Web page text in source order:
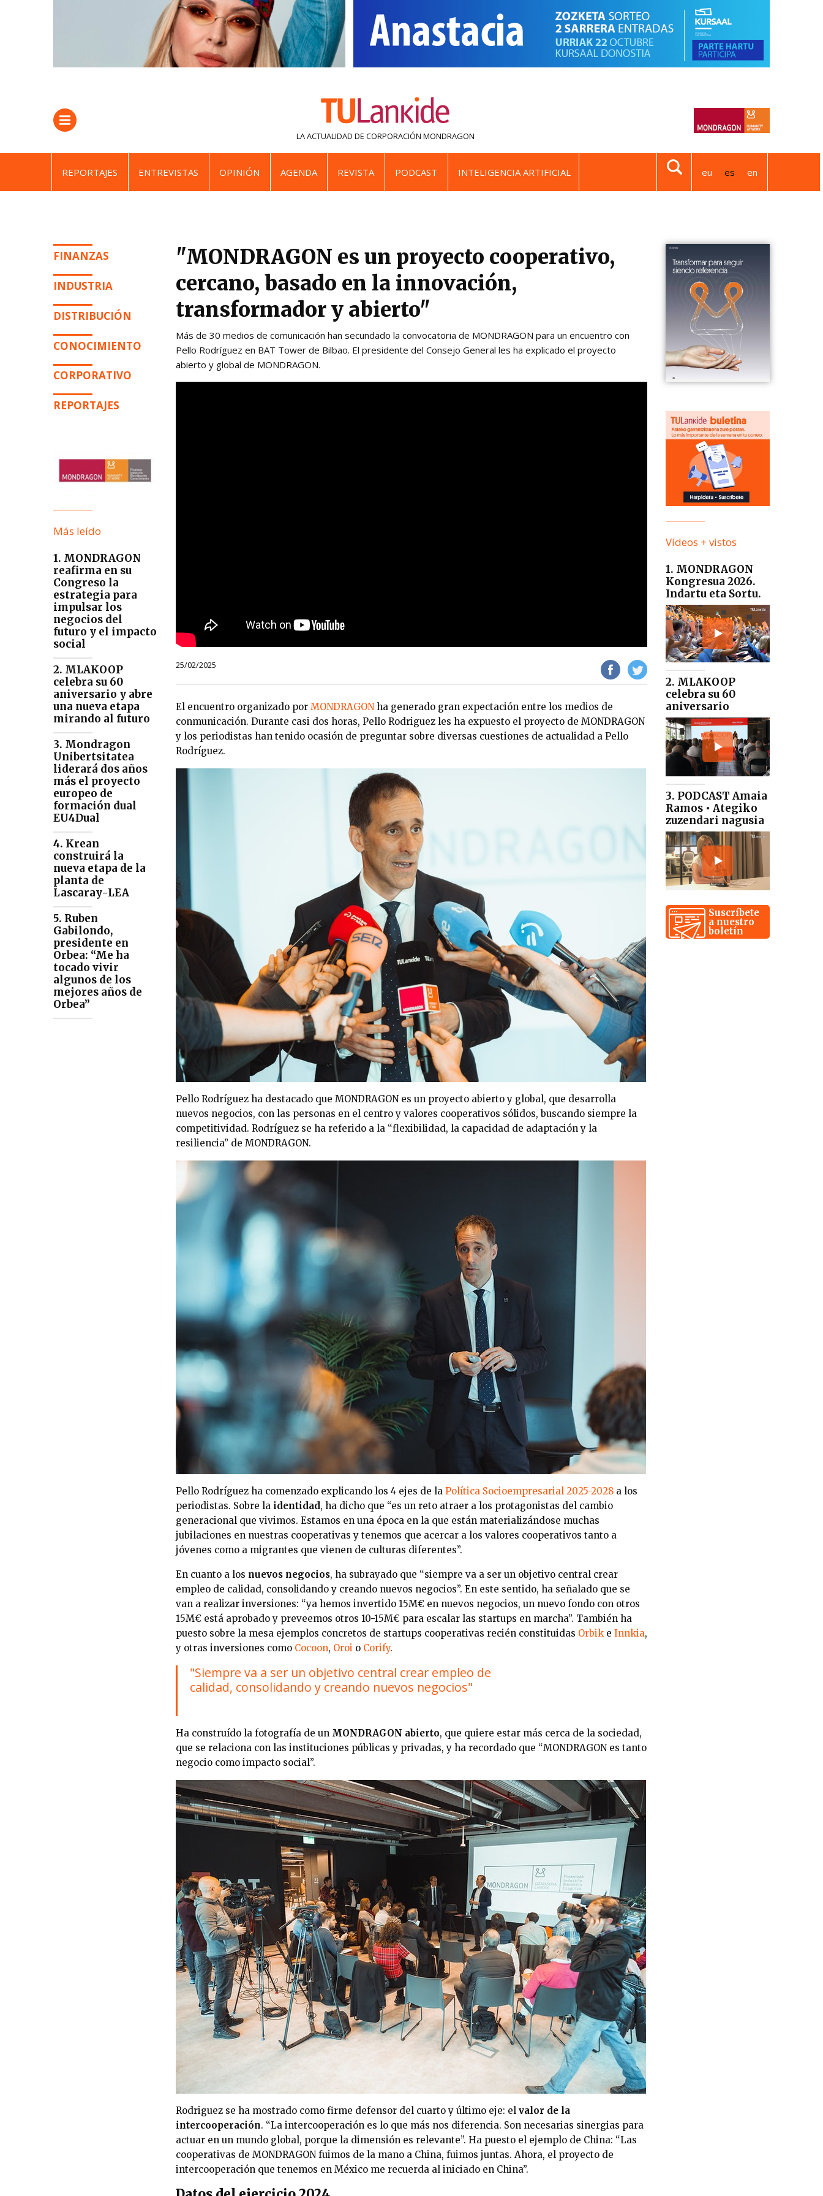
LA ACTUALIDAD DE CORPORACIÓN MONDRAGON
REPORTAJES ENTREVISTAS OPINIÓN AGENDA REVISTA PODCAST INTELIGENCIA ARTIFICIAL eu es en
FINANZAS
INDUSTRIA
DISTRIBUCIÓN
CONOCIMIENTO
CORPORATIVO
REPORTAJES
Más leído
1. MONDRAGON
reafirma en su
Congreso la
estrategia para
impulsar los
negocios del
futuro y el impacto
social
2. MLAKOOP
celebra su 60
aniversario y abre
una nueva etapa
mirando al futuro
3. Mondragon
Unibertsitatea
liderará dos años
más el proyecto
europeo de
formación dual
EU4Dual
4. Krean
construirá la
nueva etapa de la
planta de
Lascaray-LEA
5. Ruben
Gabilondo,
presidente en
Orbea: “Me ha
tocado vivir
algunos de los
mejores años de
Orbea”
"MONDRAGON es un proyecto cooperativo,
cercano, basado en la innovación,
transformador y abierto"
Más de 30 medios de comunicación han secundado la convocatoria de MONDRAGON para un encuentro con
Pello Rodríguez en BAT Tower de Bilbao. El presidente del Consejo General les ha explicado el proyecto
abierto y global de MONDRAGON.
25/02/2025
El encuentro organizado por MONDRAGONha generado gran expectación entre los medios de
conmunicación. Durante casi dos horas, Pello Rodriguez les ha expuesto el proyecto de MONDRAGON
y los periodistas han tenido ocasión de preguntar sobre diversas cuestiones de actualidad a Pello
Rodríguez.
Pello Rodríguez ha destacado que MONDRAGON es un proyecto abierto y global, que desarrolla
nuevos negocios, con las personas en el centro y valores cooperativos sólidos, buscando siempre la
competitividad. Rodríguez se ha referido a la “flexibilidad, la capacidad de adaptación y la
resiliencia” de MONDRAGON.
Pello Rodríguez ha comenzado explicando los 4 ejes de la Política Socioempresarial 2025-2028 a los
periodistas. Sobre la identidad, ha dicho que “es un reto atraer a los protagonistas del cambio
generacional que vivimos. Estamos en una época en la que están materializándose muchas
jubilaciones en nuestras cooperativas y tenemos que acercar a los valores cooperativos tanto a
jóvenes como a migrantes que vienen de culturas diferentes”.
En cuanto a los nuevos negocios, ha subrayado que “siempre va a ser un objetivo central crear
empleo de calidad, consolidando y creando nuevos negocios”. En este sentido, ha señalado que se
van a realizar inversiones: “ya hemos invertido 15M€ en nuevos negocios, un nuevo fondo con otros
15M€ está aprobado y preveemos otros 10-15M€ para escalar las startups en marcha”. También ha
puesto sobre la mesa ejemplos concretos de startups cooperativas recién constituidas Orbik e Innkia,
y otras inversiones como Cocoon, Oroi o Corify.
"Siempre va a ser un objetivo central crear empleo de
calidad, consolidando y creando nuevos negocios"
Ha construído la fotografía de un MONDRAGON abierto, que quiere estar más cerca de la sociedad,
que se relaciona con las instituciones públicas y privadas, y ha recordado que “MONDRAGON es tanto
negocio como impacto social”.
Rodriguez se ha mostrado como firme defensor del cuarto y último eje: el valor de la
intercooperación. “La intercooperación es lo que más nos diferencia. Son necesarias sinergias para
actuar en un mundo global, porque la dimensión es relevante”. Ha puesto el ejemplo de China: “Las
cooperativas de MONDRAGON fuimos de la mano a China, fuimos juntas. Ahora, el proyecto de
intercooperación que tenemos en México me recuerda al iniciado en China”.
Vídeos + vistos
1. MONDRAGON
Kongresua 2026.
Indartu eta Sortu.
2. MLAKOOP
celebra su 60
aniversario
3. PODCAST Amaia
Ramos • Ategiko
zuzendari nagusia
Suscríbete
a nuestro
boletín